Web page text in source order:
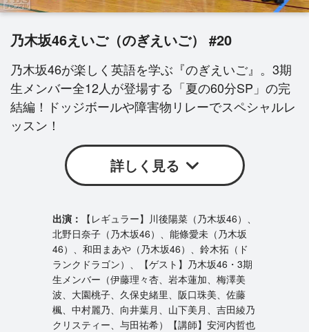
乃木坂46えいご（のぎえいご） #20
乃木坂46が楽しく英語を学ぶ『のぎえいご』。3期
生メンバー全12人が登場する「夏の60分SP」の完
結編！ドッジボールや障害物リレーでスペシャルレ
ッスン！
詳しく見る
【レギュラー】川後陽菜（乃木坂46）、
北野日奈子（乃木坂46）、能條愛未（乃木坂
46）、和田まあや（乃木坂46）、鈴木拓（ド
ランクドラゴン）、【ゲスト】乃木坂46・3期
生メンバー（伊藤理々杏、岩本蓮加、梅澤美
波、大園桃子、久保史緒里、阪口珠美、佐藤
楓、中村麗乃、向井葉月、山下美月、吉田綾乃
クリスティー、与田祐希）【講師】安河内哲也